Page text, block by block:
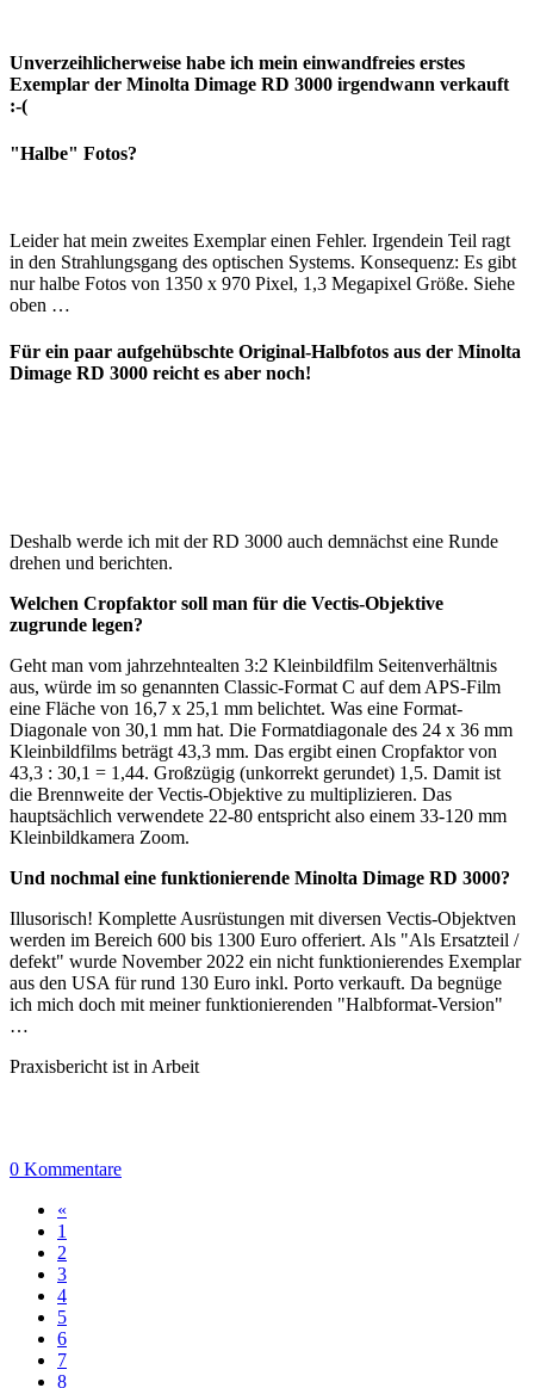
Unverzeihlicherweise habe ich mein einwandfreies erstes
Exemplar der Minolta Dimage RD 3000 irgendwann verkauft
:-(
"Halbe" Fotos?
Leider hat mein zweites Exemplar einen Fehler. Irgendein Teil ragt
in den Strahlungsgang des optischen Systems. Konsequenz: Es gibt
nur halbe Fotos von 1350 x 970 Pixel, 1,3 Megapixel Größe. Siehe
oben …
Für ein paar aufgehübschte Original-Halbfotos aus der Minolta
Dimage RD 3000 reicht es aber noch!
Deshalb werde ich mit der RD 3000 auch demnächst eine Runde
drehen und berichten.
Welchen Cropfaktor soll man für die Vectis-Objektive
zugrunde legen?
Geht man vom jahrzehntealten 3:2 Kleinbildfilm Seitenverhältnis
aus, würde im so genannten Classic-Format C auf dem APS-Film
eine Fläche von 16,7 x 25,1 mm belichtet. Was eine Format-
Diagonale von 30,1 mm hat. Die Formatdiagonale des 24 x 36 mm
Kleinbildfilms beträgt 43,3 mm. Das ergibt einen Cropfaktor von
43,3 : 30,1 = 1,44. Großzügig (unkorrekt gerundet) 1,5. Damit ist
die Brennweite der Vectis-Objektive zu multiplizieren. Das
hauptsächlich verwendete 22-80 entspricht also einem 33-120 mm
Kleinbildkamera Zoom.
Und nochmal eine funktionierende Minolta Dimage RD 3000?
Illusorisch! Komplette Ausrüstungen mit diversen Vectis-Objektven
werden im Bereich 600 bis 1300 Euro offeriert. Als "Als Ersatzteil /
defekt" wurde November 2022 ein nicht funktionierendes Exemplar
aus den USA für rund 130 Euro inkl. Porto verkauft. Da begnüge
ich mich doch mit meiner funktionierenden "Halbformat-Version"
…
Praxisbericht ist in Arbeit
0 Kommentare
«
1
2
3
4
5
6
7
8